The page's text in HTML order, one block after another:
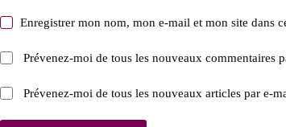
Enregistrer mon nom, mon e-mail et mon site dans
Prévenez-moi de tous les nouveaux commentaires
Prévenez-moi de tous les nouveaux articles par e-